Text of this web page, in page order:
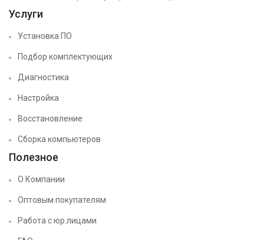
Услуги
Установка ПО
Подбор комплектующих
Диагностика
Настройка
Восстановление
Сборка компьютеров
Полезное
О Компании
Оптовым покупателям
Работа с юр.лицами